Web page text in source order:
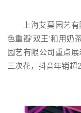
上海艾莫园艺
色重瓣‘双王’和用
园艺有限公司重点展
三次花，抖音年销超2